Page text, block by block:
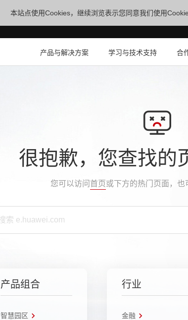
本站点使用Cookies，继续浏览表示您同意我们使用
产品与解决方案 学习与技术支持 合
很抱歉，您查找的
您可以访问 首页或下方的热门页面，
产品组合
智慧园区
行业
金融